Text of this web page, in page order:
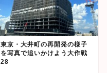
東京・大井町の再開発の様子
を写真で追いかけよう大作戦
28